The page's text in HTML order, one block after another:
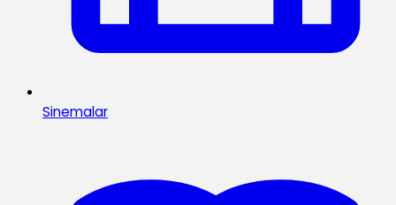
Sinemalar